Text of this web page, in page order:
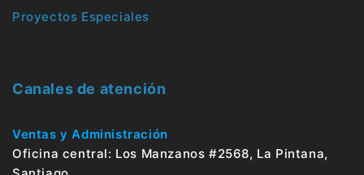
Proyectos Especiales
Canales de atención
Ventas y Administración
Oficina central: Los Manzanos #2568, La Pintana,